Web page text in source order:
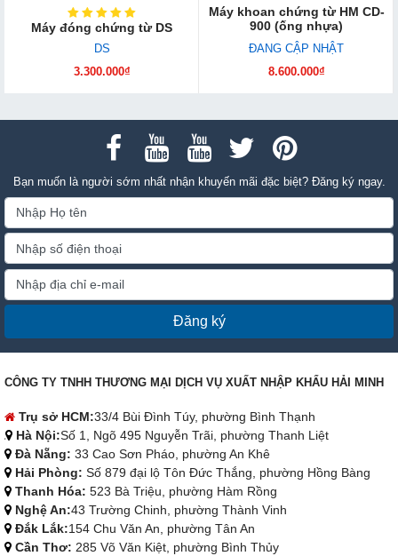
Máy đóng chứng từ DS
DS
3.300.000₫
Máy khoan chứng từ HM CD-
900 (ống nhựa)
ĐANG CẬP NHẬT
8.600.000₫
Bạn muốn là người sớm nhất nhận khuyến mãi đặc biệt? Đăng ký ngay.
Đăng ký
CÔNG TY TNHH THƯƠNG MẠI DỊCH VỤ XUẤT NHẬP KHẨU HẢI MINH
Trụ sở HCM:33/4 Bùi Đình Túy, phường Bình Thạnh
Hà Nội:Số 1, Ngõ 495 Nguyễn Trãi, phường Thanh Liệt
Đà Nẵng: 33 Cao Sơn Pháo, phường An Khê
Hải Phòng: Số 879 đại lộ Tôn Đức Thắng, phường Hồng Bàng
Thanh Hóa: 523 Bà Triệu, phường Hàm Rồng
Nghệ An:43 Trường Chinh, phường Thành Vinh
Đắk Lắk:154 Chu Văn An, phường Tân An
Cần Thơ: 285 Võ Văn Kiệt, phường Bình Thủy